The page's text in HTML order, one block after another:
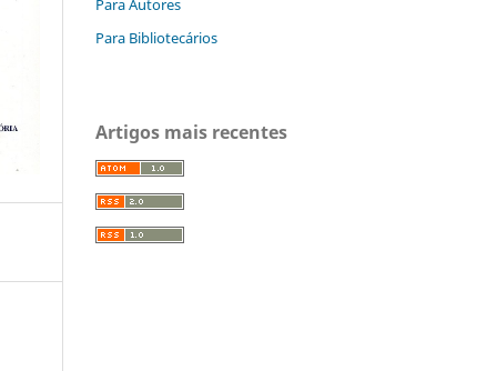
Para Autores
Para Bibliotecários
Artigos mais recentes